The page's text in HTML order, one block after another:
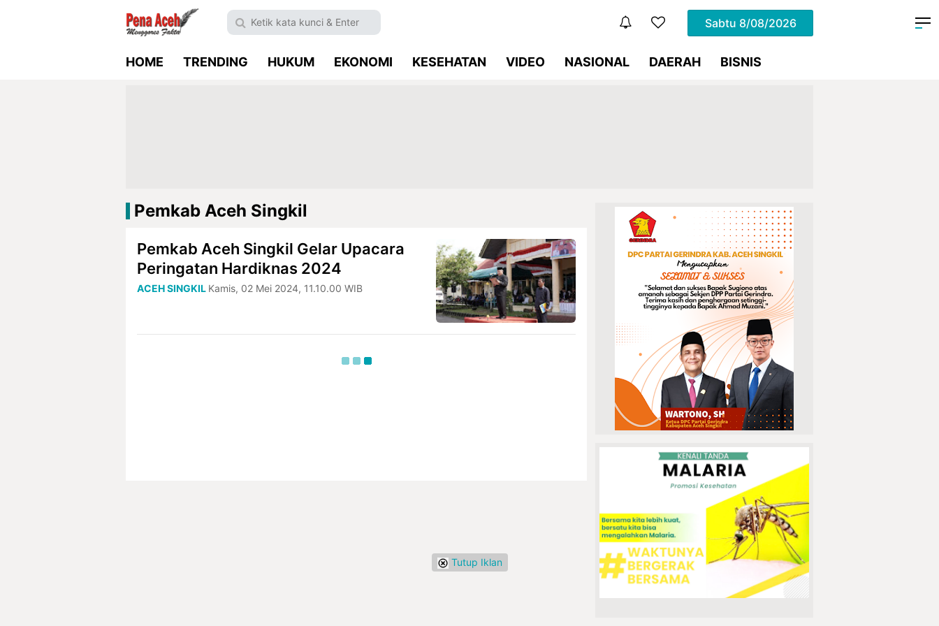
Sabtu 8/08/2026
HOME TRENDING HUKUM EKONOMI KESEHATAN VIDEO NASIONAL DAERAH BISNIS
Pemkab Aceh Singkil
Pemkab Aceh Singkil Gelar Upacara
Peringatan Hardiknas 2024
ACEH SINGKIL Kamis, 02 Mei 2024, 11.10.00 WIB
Tutup Iklan